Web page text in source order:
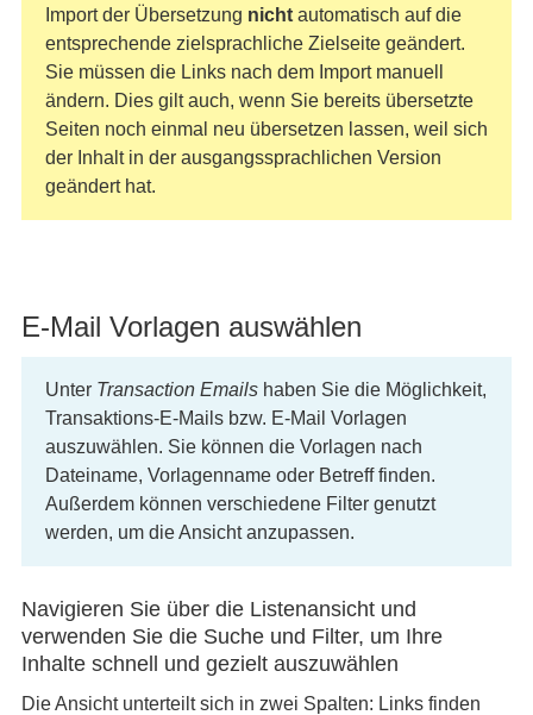
Import der Übersetzung nichtautomatisch auf die
entsprechende zielsprachliche Zielseite geändert.
Sie müssen die Links nach dem Import manuell
ändern. Dies gilt auch, wenn Sie bereits übersetzte
Seiten noch einmal neu übersetzen lassen, weil sich
der Inhalt in der ausgangssprachlichen Version
geändert hat.
E-Mail Vorlagen auswählen
Unter Transaction Emailshaben Sie die Möglichkeit,
Transaktions-E-Mails bzw. E-Mail Vorlagen
auszuwählen. Sie können die Vorlagen nach
Dateiname, Vorlagenname oder Betreff finden.
Außerdem können verschiedene Filter genutzt
werden, um die Ansicht anzupassen.
Navigieren Sie über die Listenansicht und
verwenden Sie die Suche und Filter, um Ihre
Inhalte schnell und gezielt auszuwählen
Die Ansicht unterteilt sich in zwei Spalten: Links finden